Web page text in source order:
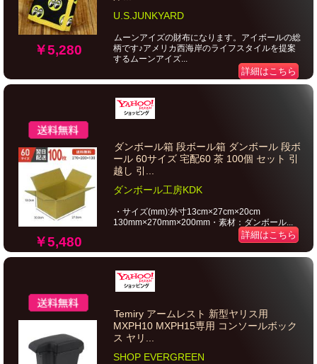
￥5,280
U.S.JUNKYARD
ムーンアイズの財布になります。アイボールの総
柄です♪アメリカ西海岸のライフスタイルを提案
するムーンアイズ...
詳細はこちら
￥5,480
ダンボール箱 段ボール箱 ダンボール 段ボ
ール 60サイズ 宅配60 茶 100個 セット 引
越し 引...
ダンボール工房KDK
・サイズ(mm):外寸13cm×27cm×20cm
130mm×270mm×200mm・素材：ダンボール...
詳細はこちら
Temiry アームレスト 新型ヤリス用
MXPH10 MXPH15専用 コンソールボック
ス ヤリ...
SHOP EVERGREEN